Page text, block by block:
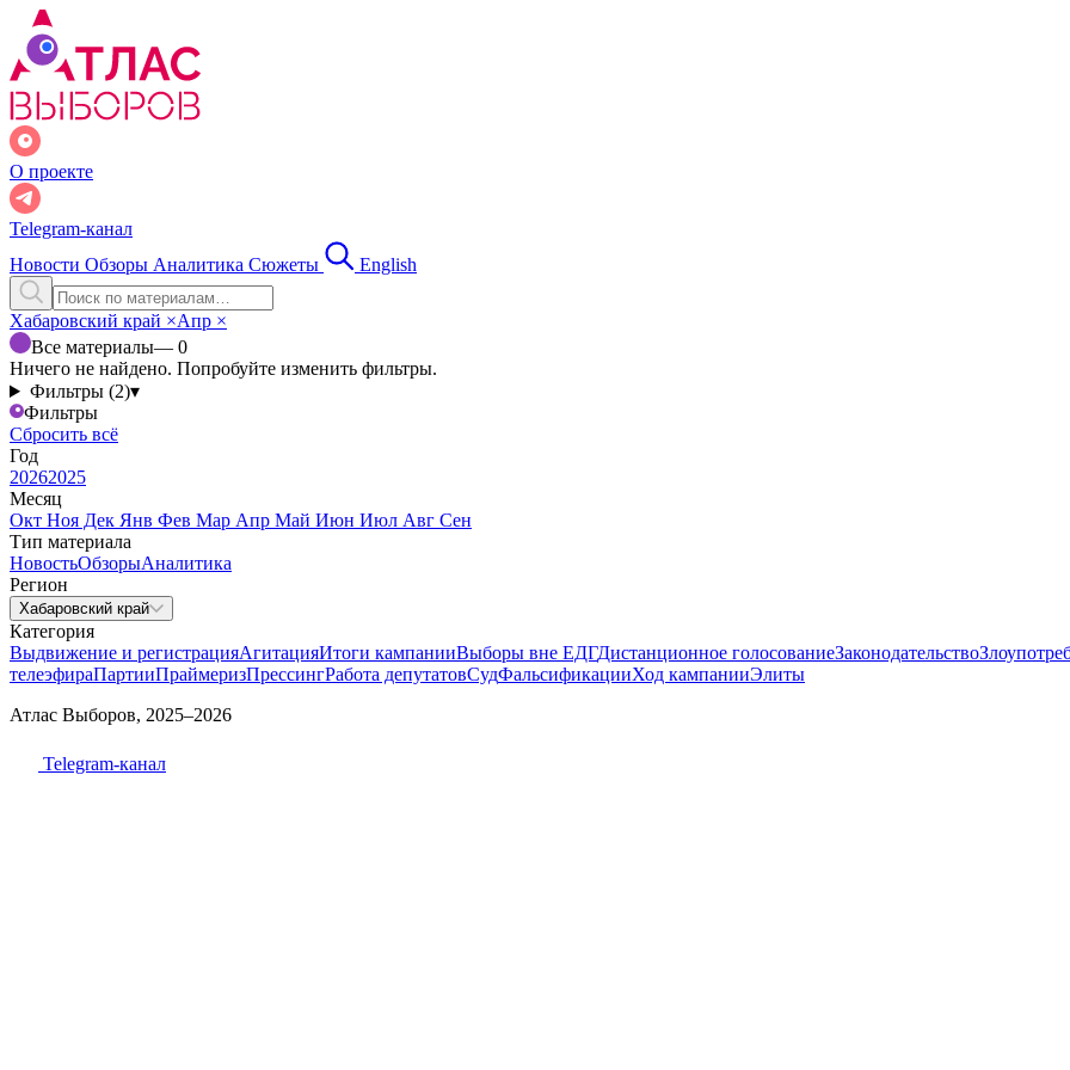
О проекте
Telegram-канал
Новости Обзоры Аналитика Сюжеты English
Хабаровский край ×Апр ×
Все материалы— 0
Ничего не найдено. Попробуйте изменить фильтры.
Фильтры (2)▾
Фильтры
Сбросить всё
Год
20262025
Месяц
Окт Ноя Дек Янв Фев Мар Апр Май Июн Июл Авг Сен
Тип материала
НовостьОбзорыАналитика
Регион
Хабаровский край
Категория
Выдвижение и регистрацияАгитацияИтоги кампанииВыборы вне ЕДГДистанционное голосованиеЗаконодательство
телеэфираПартииПраймеризПрессингРабота депутатовСудФальсификацииХод кампанииЭлиты
Атлас Выборов, 2025–2026
Telegram-канал